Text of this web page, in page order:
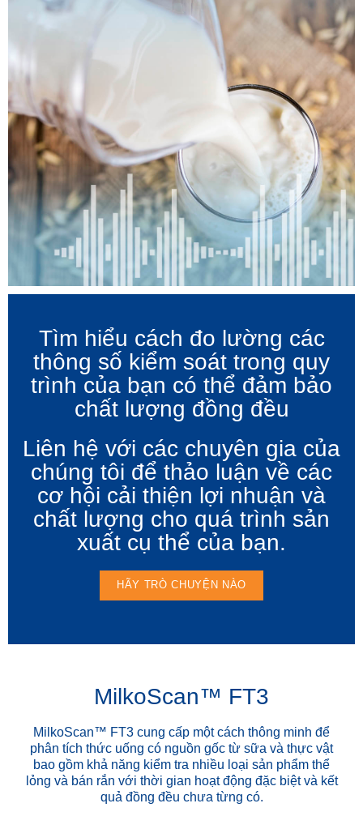
Tìm hiểu cách đo lường các
thông số kiểm soát trong quy
trình của bạn có thể đảm bảo
chất lượng đồng đều
Liên hệ với các chuyên gia của
chúng tôi để thảo luận về các
cơ hội cải thiện lợi nhuận và
chất lượng cho quá trình sản
xuất cụ thể của bạn.
HÃY TRÒ CHUYỆN NÀO
MilkoScan™ FT3
MilkoScan™ FT3 cung cấp một cách thông minh để
phân tích thức uống có nguồn gốc từ sữa và thực vật
bao gồm khả năng kiểm tra nhiều loại sản phẩm thể
lỏng và bán rắn với thời gian hoạt động đặc biệt và kết
quả đồng đều chưa từng có.